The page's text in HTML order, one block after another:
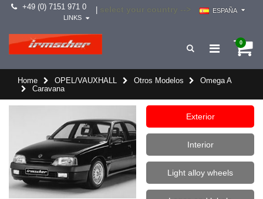
+49 (0) 7151 971 0
ESPAÑA
LINKS
0
Home OPEL/VAUXHALL Otros Modelos
Omega A
Caravana
Exterior
Interior
Light alloy wheels